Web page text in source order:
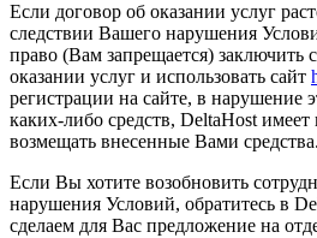
Если договор об оказании услуг
следствии Вашего нарушения
право (Вам запрещается)
оказании услуг и использовать сайт
регистрации на сайте, в нарушение
каких-либо средств, DeltaHost
возмещать внесенные Вами средства.
Если Вы хотите возобновить
нарушения Условий, обратитесь в
сделаем для Вас предложение на